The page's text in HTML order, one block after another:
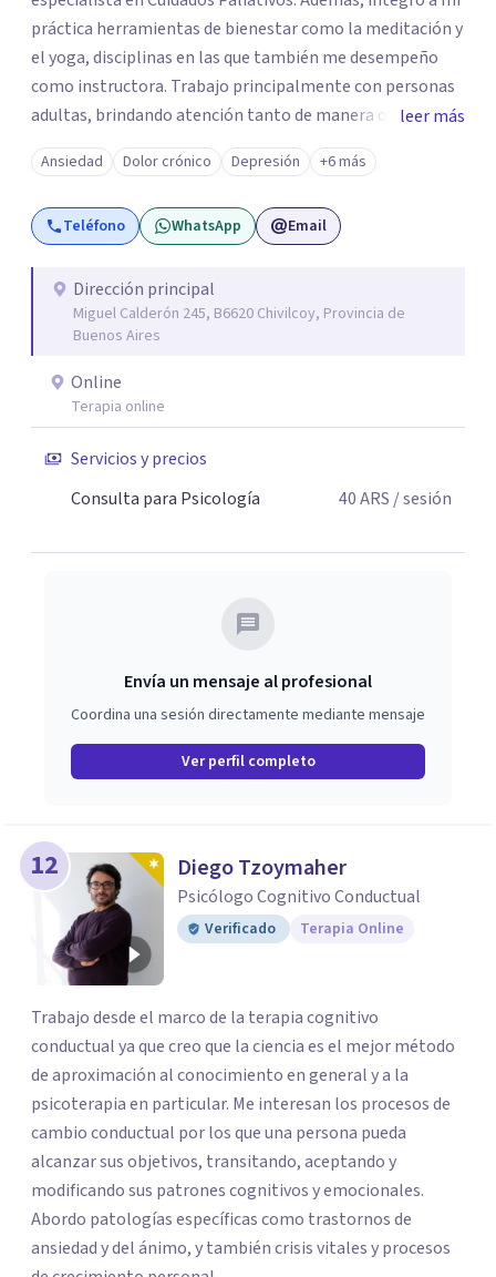
práctica herramientas de bienestar como la meditación y
el yoga, disciplinas en las que también me desempeño
como instructora. Trabajo principalmente con personas
adultas, brindando atención tanto de manera online
como en el consultorio, adaptándome a las necesidades
de cada paciente. Acompaño procesos vinculados a la
ansiedad, la depresión, el estrés, el duelo, el dolor crónico
y distintos momentos vitales que requieren contención,
leer más
Ansiedad Dolor crónico Depresión +6 más
Teléfono WhatsApp Email
Dirección principal
Miguel Calderón 245, B6620 Chivilcoy, Provincia de
Buenos Aires
Online
Terapia online
Servicios y precios
Consulta para Psicología
40ARS / sesión
Envía un mensaje al profesional
Coordina una sesión directamente mediante mensaje
Ver perfil completo
12 Diego Tzoymaher
Psicólogo Cognitivo Conductual
Verificado Terapia Online
Trabajo desde el marco de la terapia cognitivo
conductual ya que creo que la ciencia es el mejor método
de aproximación al conocimiento en general y a la
psicoterapia en particular. Me interesan los procesos de
cambio conductual por los que una persona pueda
alcanzar sus objetivos, transitando, aceptando y
modificando sus patrones cognitivos y emocionales.
Abordo patologías específicas como trastornos de
ansiedad y del ánimo, y también crisis vitales y procesos